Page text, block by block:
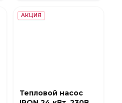
АКЦИЯ
Тепловой насос